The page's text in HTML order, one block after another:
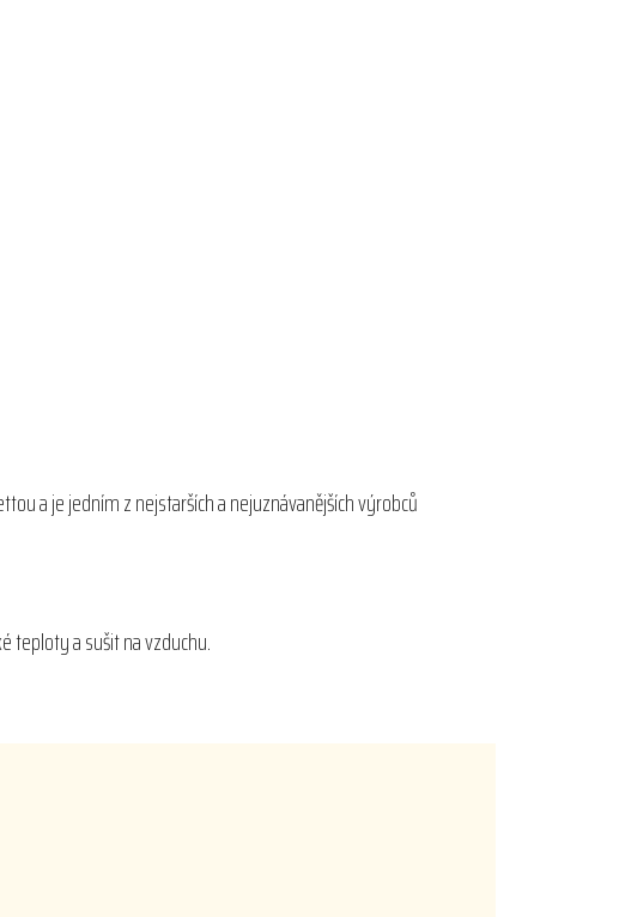
a je jedním z nejstarších a nejuznávanějších výrobců
teploty a sušit na vzduchu.